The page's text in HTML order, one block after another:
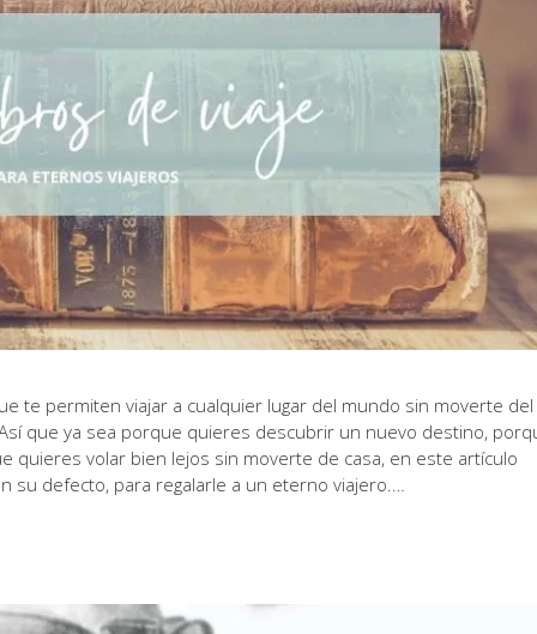
te permiten viajar a cualquier lugar del mundo sin moverte del
que ya sea porque quieres descubrir un nuevo destino,
quieres volar bien lejos sin moverte de casa, en este artículo
su defecto, para regalarle a un eterno viajero.…